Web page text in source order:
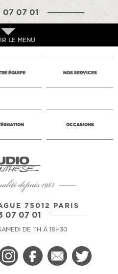
07 07 01
LE MENU
ÉQUIPE NOS SERVICES
OCCASIONS
depuis 1983
75012 PARIS
07 07 01
DE 11H À 18H30